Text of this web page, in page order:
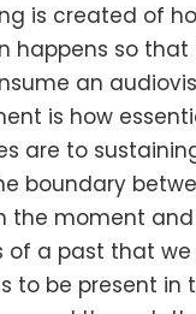
is created of
happens so
an
is how
are to
boundary
the moment
of a past that we
to be present in